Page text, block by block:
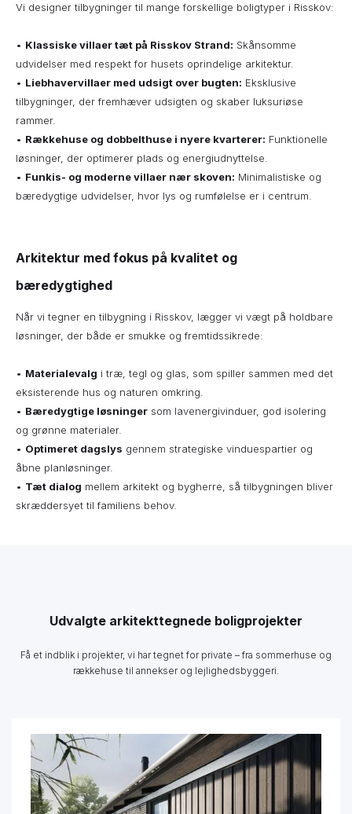
Vi designer tilbygninger til mange forskellige boligtyper i Risskov:
• Klassiske villaer tæt på Risskov Strand: Skånsomme
udvidelser med respekt for husets oprindelige arkitektur.
• Liebhavervillaer med udsigt over bugten: Eksklusive
tilbygninger, der fremhæver udsigten og skaber luksuriøse
rammer.
• Rækkehuse og dobbelthuse i nyere kvarterer: Funktionelle
løsninger, der optimerer plads og energiudnyttelse.
• Funkis- og moderne villaer nær skoven: Minimalistiske og
bæredygtige udvidelser, hvor lys og rumfølelse er i centrum.
Arkitektur med fokus på kvalitet og
bæredygtighed
Når vi tegner en tilbygning i Risskov, lægger vi vægt på holdbare
løsninger, der både er smukke og fremtidssikrede:
• Materialevalg i træ, tegl og glas, som spiller sammen med det
eksisterende hus og naturen omkring.
• Bæredygtige løsninger som lavenergivinduer, god isolering
og grønne materialer.
• Optimeret dagslys gennem strategiske vinduespartier og
åbne planløsninger.
• Tæt dialog mellem arkitekt og bygherre, så tilbygningen bliver
skræddersyet til familiens behov.
Udvalgte arkitekttegnede boligprojekter
Få et indblik i projekter, vi har tegnet for private – fra sommerhuse og
rækkehuse til annekser og lejlighedsbyggeri.